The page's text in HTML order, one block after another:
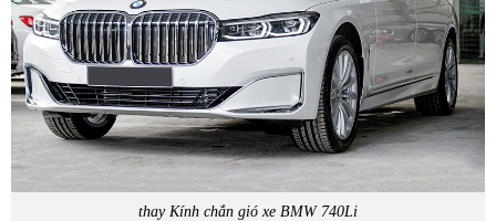
thay Kính chắn gió xe BMW 740Li